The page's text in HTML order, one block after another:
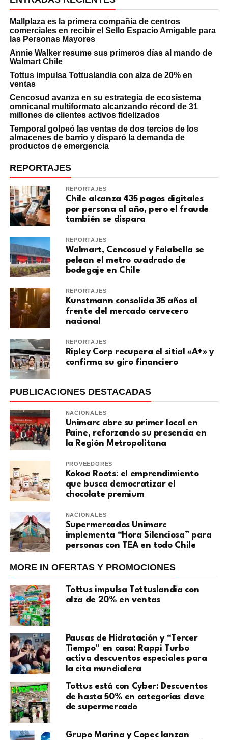
Mallplaza es la primera compañía de centros
comerciales en recibir el Sello Espacio Amigable para
las Personas Mayores
Annie Walker resume sus primeros días al mando de
Walmart Chile
Tottus impulsa Tottuslandia con alza de 20% en
ventas
Cencosud avanza en su estrategia de ecosistema
omnicanal multiformato alcanzando récord de 31
millones de clientes activos fidelizados
Temporal golpeó las ventas de dos tercios de los
almacenes de barrio y disparó la demanda de
productos de emergencia
REPORTAJES
REPORTAJES
Chile alcanza 435 pagos digitales
por persona al año, pero el fraude
también se dispara
REPORTAJES
Walmart, Cencosud y Falabella se
pelean el metro cuadrado de
bodegaje en Chile
REPORTAJES
Kunstmann consolida 35 años al
frente del mercado cervecero
nacional
REPORTAJES
Ripley Corp recupera el sitial «A+» y
confirma su giro financiero
PUBLICACIONES DESTACADAS
NACIONALES
Unimarc abre su primer local en
Paine, reforzando su presencia en
la Región Metropolitana
PROVEEDORES
Kokoa Roots: el emprendimiento
que busca democratizar el
chocolate premium
NACIONALES
Supermercados Unimarc
implementa “Hora Silenciosa” para
personas con TEA en todo Chile
MORE IN OFERTAS Y PROMOCIONES
Tottus impulsa Tottuslandia con
alza de 20% en ventas
Pausas de Hidratación y “Tercer
Tiempo” en casa: Rappi Turbo
activa descuentos especiales para
la cita mundialera
Tottus está con Cyber: Descuentos
de hasta 50% en categorías clave
de supermercado
Grupo Marina y Copec lanzan